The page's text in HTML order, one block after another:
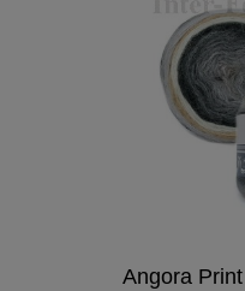
Angora